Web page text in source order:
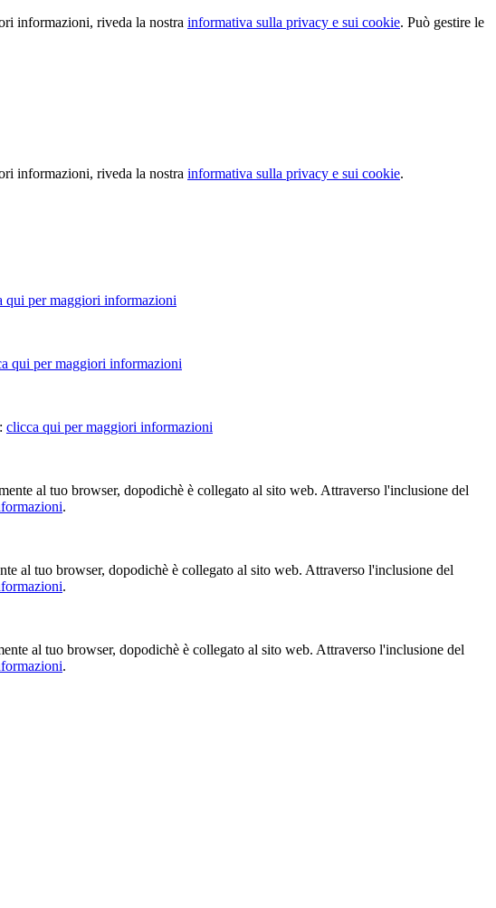
informazioni, riveda la nostra informativa sulla privacy e sui cookie. Può gestire le
informazioni, riveda la nostra informativa sulla privacy e sui cookie.
qui per maggiori informazioni
qui per maggiori informazioni
clicca qui per maggiori informazioni
al tuo browser, dopodichè è collegato al sito web. Attraverso l'inclusione del
.
al tuo browser, dopodichè è collegato al sito web. Attraverso l'inclusione del
.
al tuo browser, dopodichè è collegato al sito web. Attraverso l'inclusione del
.